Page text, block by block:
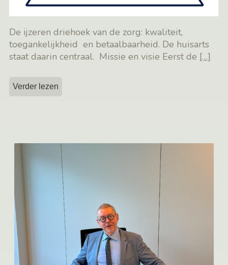
De ijzeren driehoek van de zorg: kwaliteit,
toegankelijkheid en betaalbaarheid. De huisarts
staat daarin centraal. Missie en visie Eerst de […]
Verder lezen